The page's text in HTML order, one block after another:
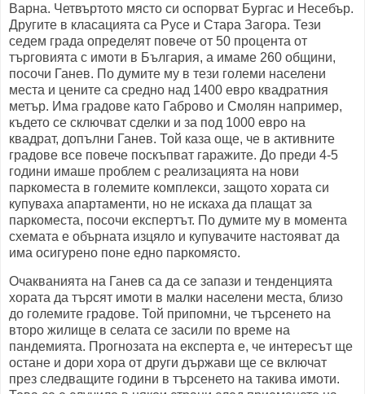
Варна. Четвъртото място си оспорват Бургас и Несебър.
Другите в класацията са Русе и Стара Загора. Тези
седем града определят повече от 50 процента от
търговията с имоти в България, а имаме 260 общини,
посочи Ганев. По думите му в тези големи населени
места и цените са средно над 1400 евро квадратния
метър. Има градове като Габрово и Смолян например,
където се сключват сделки и за под 1000 евро на
квадрат, допълни Ганев. Той каза още, че в активните
градове все повече поскъпват гаражите. До преди 4-5
години имаше проблем с реализацията на нови
паркоместа в големите комплекси, защото хората си
купуваха апартаменти, но не искаха да плащат за
паркоместа, посочи експертът. По думите му в момента
схемата е обърната изцяло и купувачите настояват да
има осигурено поне едно паркомясто.
Очакванията на Ганев са да се запази и тенденцията
хората да търсят имоти в малки населени места, близо
до големите градове. Той припомни, че търсенето на
второ жилище в селата се засили по време на
пандемията. Прогнозата на експерта е, че интересът ще
остане и дори хора от други държави ще се включат
през следващите години в търсенето на такива имоти.